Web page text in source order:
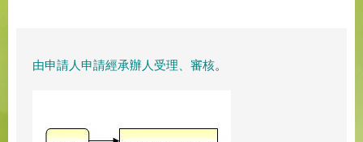
由申請人申請經承辦人受理、審核。